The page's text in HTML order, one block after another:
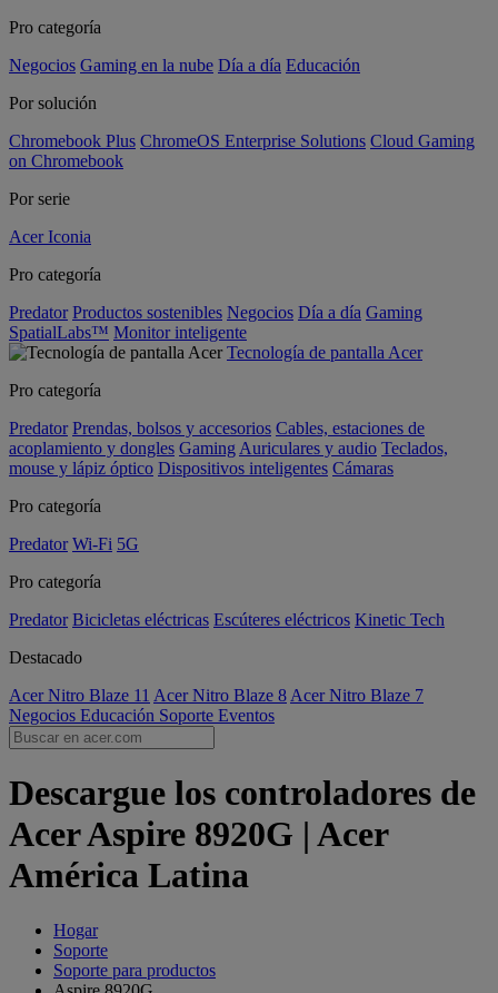
Pro categoría
Negocios Gaming en la nube Día a día Educación
Por solución
Chromebook Plus ChromeOS Enterprise Solutions Cloud Gaming
on Chromebook
Por serie
Acer Iconia
Pro categoría
Predator Productos sostenibles Negocios Día a día Gaming
SpatialLabs™ Monitor inteligente
Tecnología de pantalla Acer
Pro categoría
Predator Prendas, bolsos y accesorios Cables, estaciones de
acoplamiento y dongles Gaming Auriculares y audio Teclados,
mouse y lápiz óptico Dispositivos inteligentes Cámaras
Pro categoría
Predator Wi-Fi 5G
Pro categoría
Predator Bicicletas eléctricas Escúteres eléctricos Kinetic Tech
Destacado
Acer Nitro Blaze 11 Acer Nitro Blaze 8 Acer Nitro Blaze 7
Negocios Educación Soporte Eventos
Descargue los controladores de
Acer Aspire 8920G | Acer
América Latina
Hogar
Soporte
Soporte para productos